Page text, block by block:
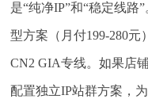
是“纯净IP”和“稳定线路
型方案（月付199-280
CN2 GIA专线。如果店
配置独立IP站群方案，